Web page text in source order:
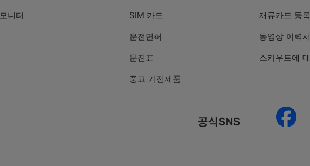
모니터 SIM 카드
운전면허
문진표
중고 가전제품
재류카드 등
동영상 이력
스카우트에
공식SNS